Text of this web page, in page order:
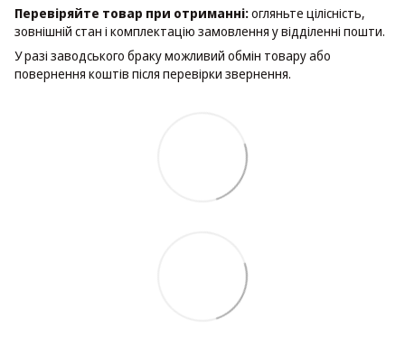
Перевіряйте товар при отриманні:огляньте цілісність,
зовнішній стан і комплектацію замовлення у відділенні пошти.
У разі заводського браку можливий обмін товару або
повернення коштів після перевірки звернення.